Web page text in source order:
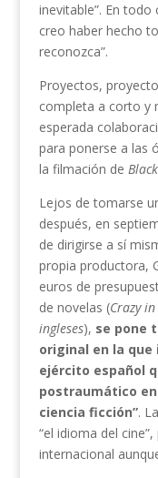
inevitable”. En
creo haber hecho
reconozca”.
Proyectos,
completa a corto y
esperada
para ponerse a las
la filmación de
Lejos de tomarse
después, en
de dirigirse a sí
propia productora,
euros de
de novelas (Crazy
ingleses), se pone
original en la
ejército español
postraumático
ciencia ficción”.
“el idioma del
internacional